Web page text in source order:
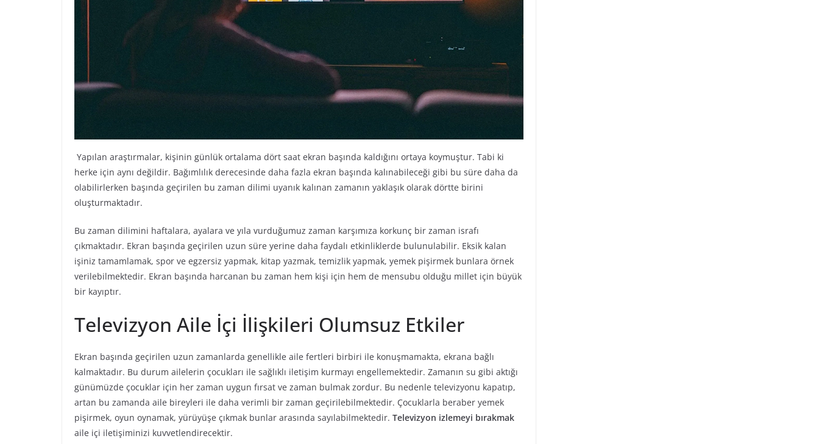
Yapılan araştırmalar, kişinin günlük ortalama dört saat ekran başında kaldığını ortaya koymuştur. Tabi ki
herke için aynı değildir. Bağımlılık derecesinde daha fazla ekran başında kalınabileceği gibi bu süre daha da
olabilirlerken başında geçirilen bu zaman dilimi uyanık kalınan zamanın yaklaşık olarak dörtte birini
oluşturmaktadır.
Bu zaman dilimini haftalara, ayalara ve yıla vurduğumuz zaman karşımıza korkunç bir zaman israfı
çıkmaktadır. Ekran başında geçirilen uzun süre yerine daha faydalı etkinliklerde bulunulabilir. Eksik kalan
işiniz tamamlamak, spor ve egzersiz yapmak, kitap yazmak, temizlik yapmak, yemek pişirmek bunlara örnek
verilebilmektedir. Ekran başında harcanan bu zaman hem kişi için hem de mensubu olduğu millet için büyük
bir kayıptır.
Televizyon Aile İçi İlişkileri Olumsuz Etkiler
Ekran başında geçirilen uzun zamanlarda genellikle aile fertleri birbiri ile konuşmamakta, ekrana bağlı
kalmaktadır. Bu durum ailelerin çocukları ile sağlıklı iletişim kurmayı engellemektedir. Zamanın su gibi aktığı
günümüzde çocuklar için her zaman uygun fırsat ve zaman bulmak zordur. Bu nedenle televizyonu kapatıp,
artan bu zamanda aile bireyleri ile daha verimli bir zaman geçirilebilmektedir. Çocuklarla beraber yemek
pişirmek, oyun oynamak, yürüyüşe çıkmak bunlar arasında sayılabilmektedir. Televizyon izlemeyi bırakmak
aile içi iletişiminizi kuvvetlendirecektir.